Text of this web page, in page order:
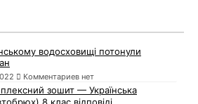
водосховищі потонули
Комментариев нет
зошит — Українська
8 клас відповіді